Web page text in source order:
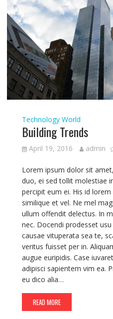
Technology World
Building Trends
April 19, 2016 admin
Lorem ipsum dolor sit
duo, ei sed tollit molestiae
percipit eum ei. His id
similique et vel. Ne mel
ullum offendit delectus. In
nec. Docendi prodesset
causae vituperata sea te,
veritus fuisset per in.
augue euripidis. Case
adipisci sapientem vim ea.
eu dico alia…
READ MORE